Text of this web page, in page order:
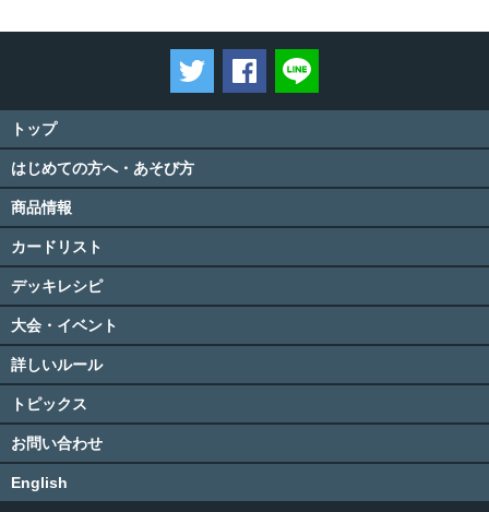
ツイートするFacebookでシェアする
トップ
はじめての方へ・あそび方
商品情報
カードリスト
デッキレシピ
大会・イベント
詳しいルール
トピックス
お問い合わせ
English